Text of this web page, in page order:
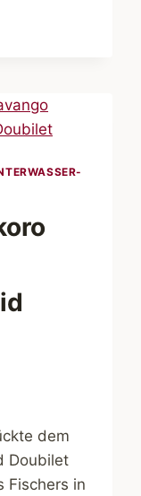
dem
Doubilet
Fischers in